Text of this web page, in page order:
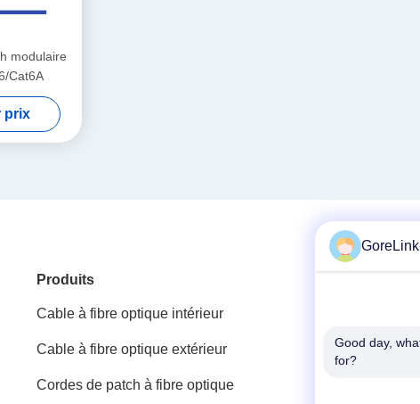
modulaire
Cat6A
prix
Produits
Cable à fibre optique intérieur
Cable à fibre optique extérieur
Cordes de patch à fibre optique
86-
Good day,
for?